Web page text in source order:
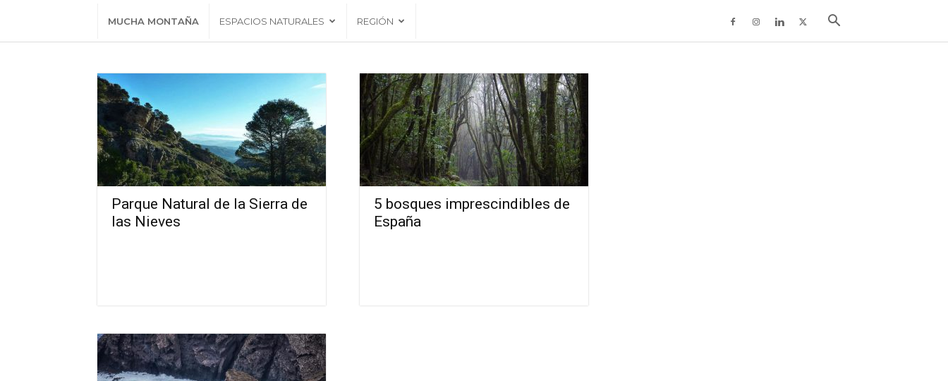
MUCHA MONTAÑA ESPACIOS NATURALES REGIÓN
Parque Natural de la Sierra de
las Nieves
5 bosques imprescindibles de
España